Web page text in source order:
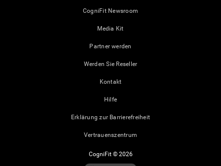
CogniFit Newsroom
Media Kit
Partner werden
Werden Sie Reseller
Kontakt
Hilfe
Erklärung zur Barrierefreiheit
Vertrauenszentrum
CogniFit © 2026